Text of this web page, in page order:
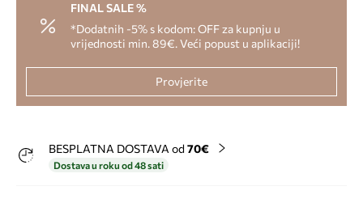
FINAL SALE %
*Dodatnih -5% s kodom: OFF za kupnju u
vrijednosti min. 89€. Veći popust u aplikaciji!
Provjerite
BESPLATNA DOSTAVA od 70€
Dostava u roku od 48 sati